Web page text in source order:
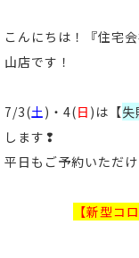
こんにちは！
『住宅
山店です！
7/3(土)・4(日 )は【
します❢
平日もご予約いただ
【新型コ